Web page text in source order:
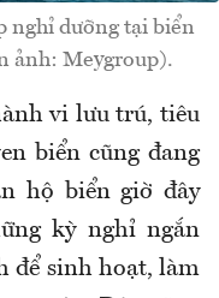
nghỉ dưỡng tại biển
ảnh: Meygroup).
vi lưu trú, tiêu
biển cũng đang
hộ biển giờ đây
kỳ nghỉ ngắn
để sinh hoạt, làm